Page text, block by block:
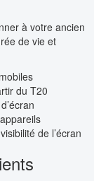
à votre ancien
de vie et
du T20
de l’écran